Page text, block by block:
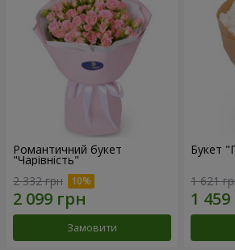
Романтичний букет
"Чарівність"
2 332 грн
Замовити
Букет
1 621